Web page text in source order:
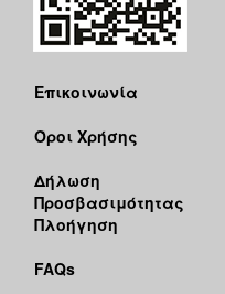
Επικοινωνία
Όροι Χρήσης
Δήλωση
Προσβασιμότητας
Πλοήγηση
FAQs